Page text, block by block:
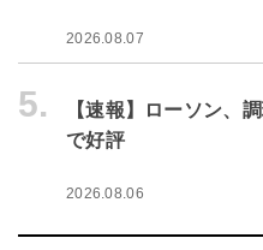
2026.08.07
5.
【速報】ローソン、
で好評
2026.08.06